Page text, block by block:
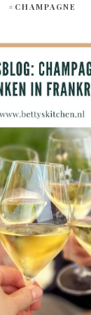
#CHAMPAGNE